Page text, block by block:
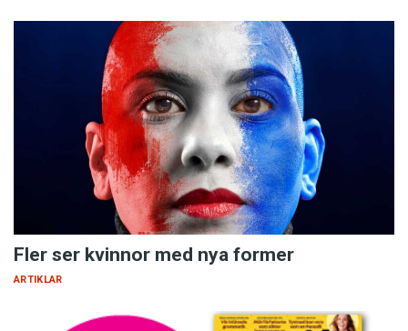
Fler ser kvinnor med nya former
ARTIKLAR